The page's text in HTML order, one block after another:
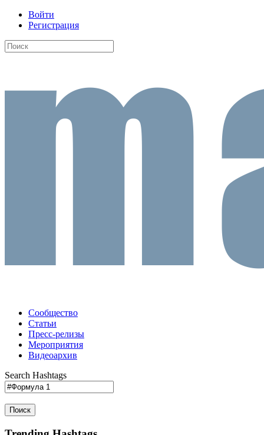
Войти
Регистрация
Сообщество
Статьи
Пресс-релизы
Мероприятия
Видеоархив
Search Hashtags
Поиск